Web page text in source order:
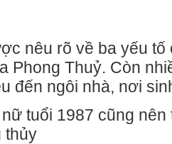
nêu rõ về ba yếu
Phong Thuỷ. Còn
đến ngôi nhà, nơi
tuổi 1987 cũng
thủy